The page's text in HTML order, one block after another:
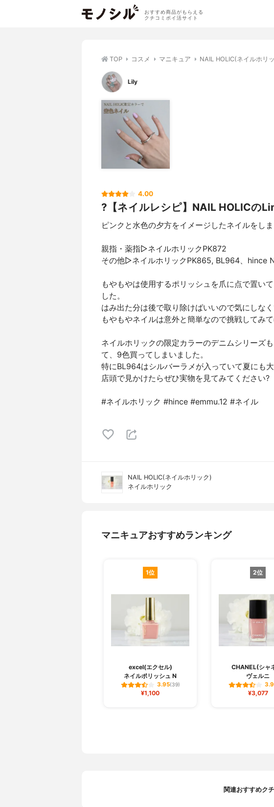
おすすめ商品がもらえる
クチコミポイ活サイト
TOP コスメ マニキュア NAIL HOLIC(ネイルホリ
Lily
4.00
?【ネイルレシピ】NAIL HOLICの
ピンクと水色の夕方をイメージしたネイルをしま
親指・薬指▷ネイルホリックPK872
その他▷ネイルホリックPK865, BL964、hince
もやもやは使用するポリッシュを爪に点で置い
した。
はみ出た分は後で取り除けばいいので気にしな
もやもやネイルは意外と簡単なので挑戦してみて
ネイルホリックの限定カラーのデニムシリーズ
て、9色買ってしまいました。
特にBL964はシルバーラメが入っていて夏にも
店頭で見かけたらぜひ実物を見てみてください?
#ネイルホリック #hince #emmu.12 #ネイル
NAIL HOLIC(ネイルホリック)
ネイルホリック
マニキュアおすすめランキング
1位
excel(エクセル)
ネイルポリッシュ N
3.95(39)
¥1,100
2位
CHANEL(シャ
ヴェルニ
¥3,077
関連おすすめク